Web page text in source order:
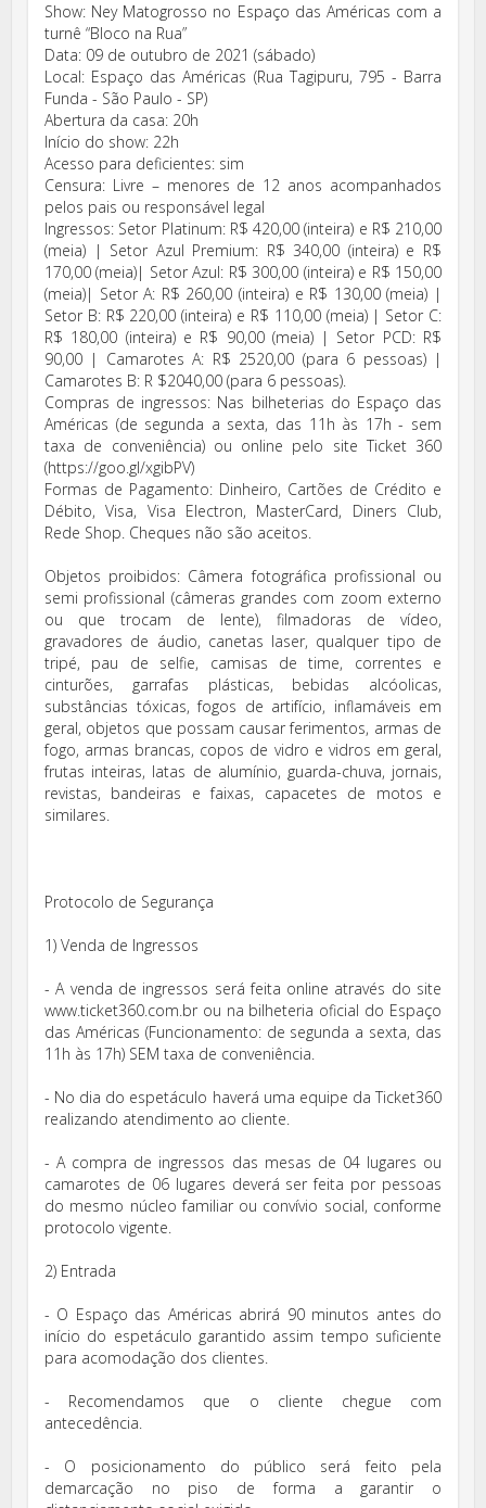
Show: Ney Matogrosso no Espaço das Américas com a
turnê “Bloco na Rua”
Data: 09 de outubro de 2021 (sábado)
Local: Espaço das Américas (Rua Tagipuru, 795 - Barra
Funda - São Paulo - SP)
Abertura da casa: 20h
Início do show: 22h
Acesso para deficientes: sim
Censura: Livre – menores de 12 anos acompanhados
pelos pais ou responsável legal
Ingressos: Setor Platinum: R$ 420,00 (inteira) e R$ 210,00
(meia) | Setor Azul Premium: R$ 340,00 (inteira) e R$
170,00 (meia)| Setor Azul: R$ 300,00 (inteira) e R$ 150,00
(meia)| Setor A: R$ 260,00 (inteira) e R$ 130,00 (meia) |
Setor B: R$ 220,00 (inteira) e R$ 110,00 (meia) | Setor C:
R$ 180,00 (inteira) e R$ 90,00 (meia) | Setor PCD: R$
90,00 | Camarotes A: R$ 2520,00 (para 6 pessoas) |
Camarotes B: R $2040,00 (para 6 pessoas).
Compras de ingressos: Nas bilheterias do Espaço das
Américas (de segunda a sexta, das 11h às 17h - sem
taxa de conveniência) ou online pelo site Ticket 360
(https://goo.gl/xgibPV)
Formas de Pagamento: Dinheiro, Cartões de Crédito e
Débito, Visa, Visa Electron, MasterCard, Diners Club,
Rede Shop. Cheques não são aceitos.
Objetos proibidos: Câmera fotográfica profissional ou
semi profissional (câmeras grandes com zoom externo
ou que trocam de lente), filmadoras de vídeo,
gravadores de áudio, canetas laser, qualquer tipo de
tripé, pau de selfie, camisas de time, correntes e
cinturões, garrafas plásticas, bebidas alcóolicas,
substâncias tóxicas, fogos de artifício, inflamáveis em
geral, objetos que possam causar ferimentos, armas de
fogo, armas brancas, copos de vidro e vidros em geral,
frutas inteiras, latas de alumínio, guarda-chuva, jornais,
revistas, bandeiras e faixas, capacetes de motos e
similares.
Protocolo de Segurança
1) Venda de Ingressos
- A venda de ingressos será feita online através do site
www.ticket360.com.br ou na bilheteria oficial do Espaço
das Américas (Funcionamento: de segunda a sexta, das
11h às 17h) SEM taxa de conveniência.
- No dia do espetáculo haverá uma equipe da Ticket360
realizando atendimento ao cliente.
- A compra de ingressos das mesas de 04 lugares ou
camarotes de 06 lugares deverá ser feita por pessoas
do mesmo núcleo familiar ou convívio social, conforme
protocolo vigente.
2) Entrada
- O Espaço das Américas abrirá 90 minutos antes do
início do espetáculo garantido assim tempo suficiente
para acomodação dos clientes.
- Recomendamos que o cliente chegue com
antecedência.
- O posicionamento do público será feito pela
demarcação no piso de forma a garantir o